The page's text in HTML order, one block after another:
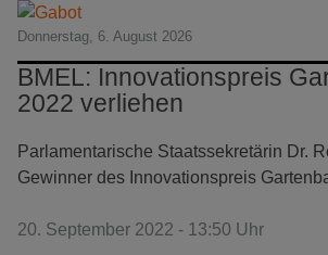
Donnerstag, 6. August 2026
BMEL: Innovationspreis
2022 verliehen
Parlamentarische Staatssekretärin Dr.
Gewinner des Innovationspreis
20. September 2022 - 13:50 Uhr